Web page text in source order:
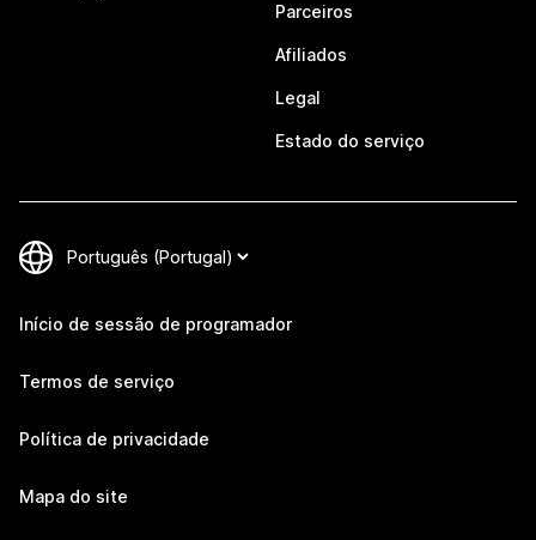
Parceiros
Afiliados
Legal
Estado do serviço
Início de sessão de programador
Termos de serviço
Política de privacidade
Mapa do site